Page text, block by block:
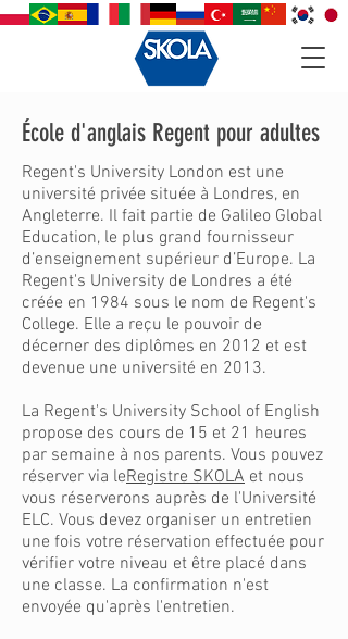
École d'anglais Regent pour adultes
Regent's University London est une
université privée située à Londres, en
Angleterre. Il fait partie de Galileo Global
Education, le plus grand fournisseur
d’enseignement supérieur d’Europe. La
Regent's University de Londres a été
créée en 1984 sous le nom de Regent's
College. Elle a reçu le pouvoir de
décerner des diplômes en 2012 et est
devenue une université en 2013.
La Regent's University School of English
propose des cours de 15 et 21 heures
par semaine à nos parents. Vous pouvez
réserver via leRegistre SKOLA et nous
vous réserverons auprès de l'Université
ELC. Vous devez organiser un entretien
une fois votre réservation effectuée pour
vérifier votre niveau et être placé dans
une classe. La confirmation n'est
envoyée qu'après l'entretien.